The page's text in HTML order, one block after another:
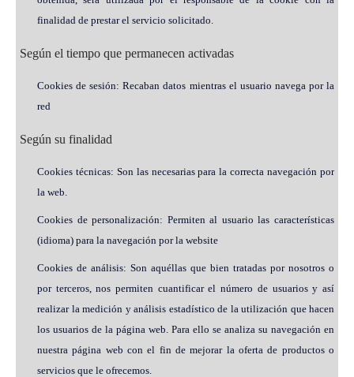
finalidad de prestar el servicio solicitado.
Según el tiempo que permanecen activadas
Cookies de sesión: Recaban datos mientras el usuario navega por la
red
Según su finalidad
Cookies técnicas: Son las necesarias para la correcta navegación por
la web.
Cookies de personalización: Permiten al usuario las características
(idioma) para la navegación por la website
Cookies de análisis: Son aquéllas que bien tratadas por nosotros o
por terceros, nos permiten cuantificar el número de usuarios y así
realizar la medición y análisis estadístico de la utilización que hacen
los usuarios de la página web. Para ello se analiza su navegación en
nuestra página web con el fin de mejorar la oferta de productos o
servicios que le ofrecemos.